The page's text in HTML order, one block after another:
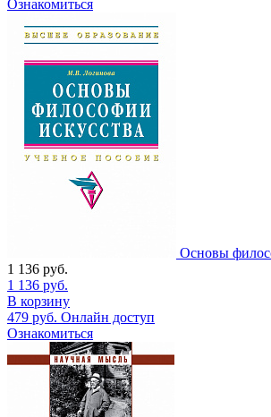
Ознакомиться
Основы
1 136 руб.
1 136 руб.
В корзину
479 руб. Онлайн доступ
Ознакомиться